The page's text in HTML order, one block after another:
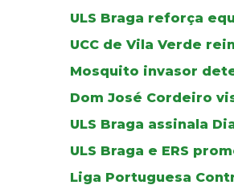
ULS Braga reforça
UCC de Vila Verde
Mosquito invasor
Dom José Cordeiro
ULS Braga assinala
ULS Braga e ERS
Liga Portuguesa